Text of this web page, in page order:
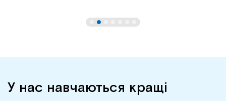
У нас навчаються кращі